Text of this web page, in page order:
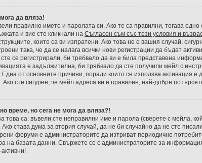
да вляза!
правилно името и паролата си. Ако те са правилни, тогава
и вие сте кликнали на Съгласен съм със тези условия и
които са ви изпратени. Ако това не е вашия случай,
така, че да се налага всички нови регистрации да бъдат
се регистрирали, би трябвало да ви е била представена
е задължителна, би трябвало да сте получили мейл с
от основните причини, поради които се използва активация е
сте сигурен, че мейл адреса ви е правилен, най-добре
време, но сега не мога да вляза?!
това са: въвели сте неправилни име и парола (сверете с мейла,
Ако става дума за втория случай, да не би случайно да не сте
форуми е администраторите да изтриват периодично
на базата данни. Свържете се с администраторите за